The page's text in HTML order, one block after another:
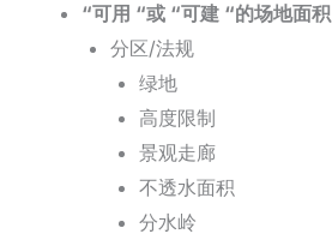
“可用 “或 “可建 “的场地面积
分区/法规
绿地
高度限制
景观走廊
不透水面积
分水岭